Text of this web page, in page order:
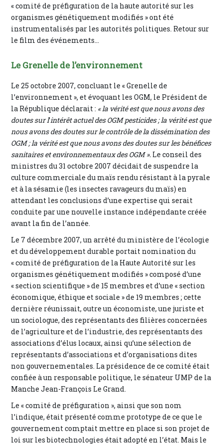
« comité de préfiguration de la haute autorité sur les
organismes génétiquement modifiés » ont été
instrumentalisés par les autorités politiques. Retour sur
le film des événements…
Le Grenelle de l’environnement
Le 25 octobre 2007, concluant le « Grenelle de
l’environnement », et évoquant les OGM, le Président de
la République déclarait : « la vérité est que nous avons des
doutes sur l’intérêt actuel des OGM pesticides ; la vérité est que
nous avons des doutes sur le contrôle de la dissémination des
OGM ; la vérité est que nous avons des doutes sur les bénéfices
sanitaires et environnementaux des OGM ». Le conseil des
ministres du 31 octobre 2007 décidait de suspendre la
culture commerciale du maïs rendu résistant à la pyrale
et à la sésamie (les insectes ravageurs du maïs) en
attendant les conclusions d’une expertise qui serait
conduite par une nouvelle instance indépendante créée
avant la fin de l’année.
Le 7 décembre 2007, un arrêté du ministère de l’écologie
et du développement durable portait nomination du
« comité de préfiguration de la Haute Autorité sur les
organismes génétiquement modifiés » composé d’une
« section scientifique » de 15 membres et d’une « section
économique, éthique et sociale » de 19 membres ; cette
dernière réunissait, outre un économiste, une juriste et
un sociologue, des représentants des filières concernées
de l’agriculture et de l’industrie, des représentants des
associations d’élus locaux, ainsi qu’une sélection de
représentants d’associations et d’organisations dites
non gouvernementales. La présidence de ce comité était
confiée à un responsable politique, le sénateur UMP de la
Manche Jean-François Le Grand.
Le « comité de préfiguration », ainsi que son nom
l’indique, était présenté comme prototype de ce que le
gouvernement comptait mettre en place si son projet de
loi sur les biotechnologies était adopté en l’état. Mais le